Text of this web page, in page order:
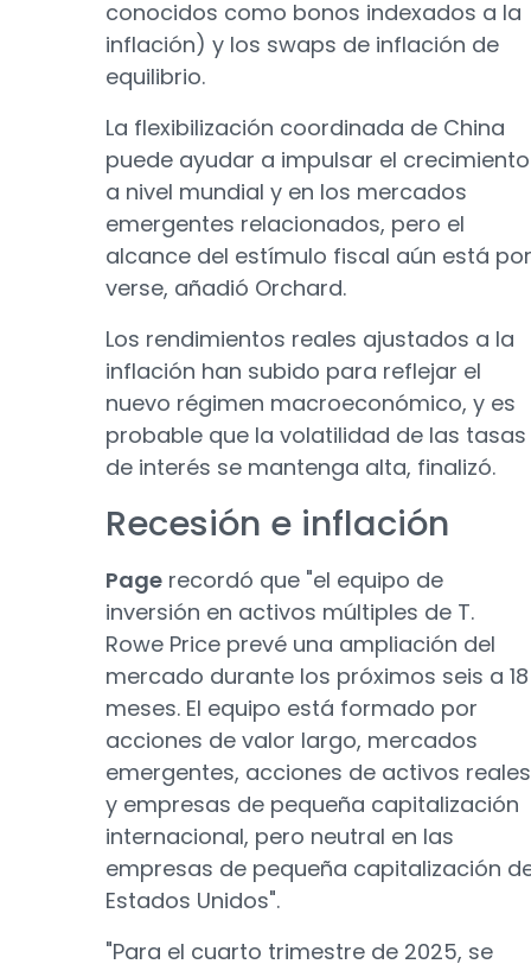
conocidos como bonos indexados a la
inflación) y los swaps de inflación de
equilibrio.
La flexibilización coordinada de China
puede ayudar a impulsar el crecimiento
a nivel mundial y en los mercados
emergentes relacionados, pero el
alcance del estímulo fiscal aún está por
verse, añadió Orchard.
Los rendimientos reales ajustados a la
inflación han subido para reflejar el
nuevo régimen macroeconómico, y es
probable que la volatilidad de las tasas
de interés se mantenga alta, finalizó.
Recesión e inflación
Page recordó que "el equipo de
inversión en activos múltiples de T.
Rowe Price prevé una ampliación del
mercado durante los próximos seis a 18
meses. El equipo está formado por
acciones de valor largo, mercados
emergentes, acciones de activos reales
y empresas de pequeña capitalización
internacional, pero neutral en las
empresas de pequeña capitalización
Estados Unidos".
"Para el cuarto trimestre de 2025, se